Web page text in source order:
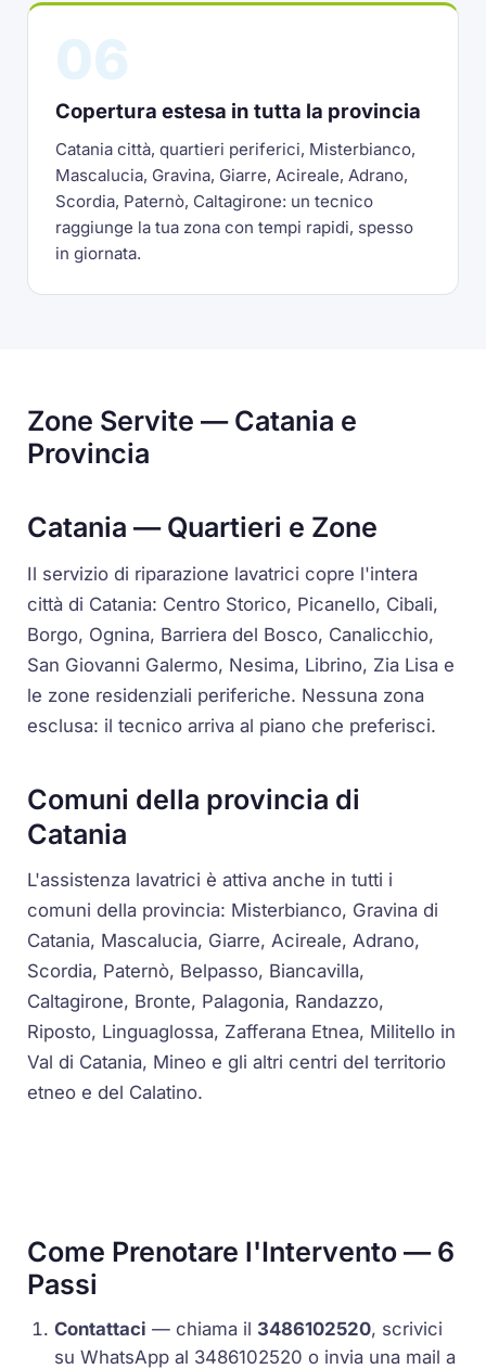
Copertura estesa in tutta la provincia
Catania città, quartieri periferici, Misterbianco,
Mascalucia, Gravina, Giarre, Acireale, Adrano,
Scordia, Paternò, Caltagirone: un tecnico
raggiunge la tua zona con tempi rapidi, spesso
in giornata.
Zone Servite — Catania e
Provincia
Catania — Quartieri e Zone
Il servizio di riparazione lavatrici copre l'intera
città di Catania: Centro Storico, Picanello, Cibali,
Borgo, Ognina, Barriera del Bosco, Canalicchio,
San Giovanni Galermo, Nesima, Librino, Zia Lisa e
le zone residenziali periferiche. Nessuna zona
esclusa: il tecnico arriva al piano che preferisci.
Comuni della provincia di
Catania
L'assistenza lavatrici è attiva anche in tutti i
comuni della provincia: Misterbianco, Gravina di
Catania, Mascalucia, Giarre, Acireale, Adrano,
Scordia, Paternò, Belpasso, Biancavilla,
Caltagirone, Bronte, Palagonia, Randazzo,
Riposto, Linguaglossa, Zafferana Etnea, Militello in
Val di Catania, Mineo e gli altri centri del territorio
etneo e del Calatino.
Come Prenotare l'Intervento — 6
Passi
Contattaci — chiama il 3486102520, scrivici
su WhatsApp al 3486102520 o invia una mail a